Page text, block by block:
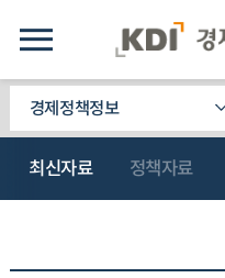
경제정책정보
최신자료 정책자료